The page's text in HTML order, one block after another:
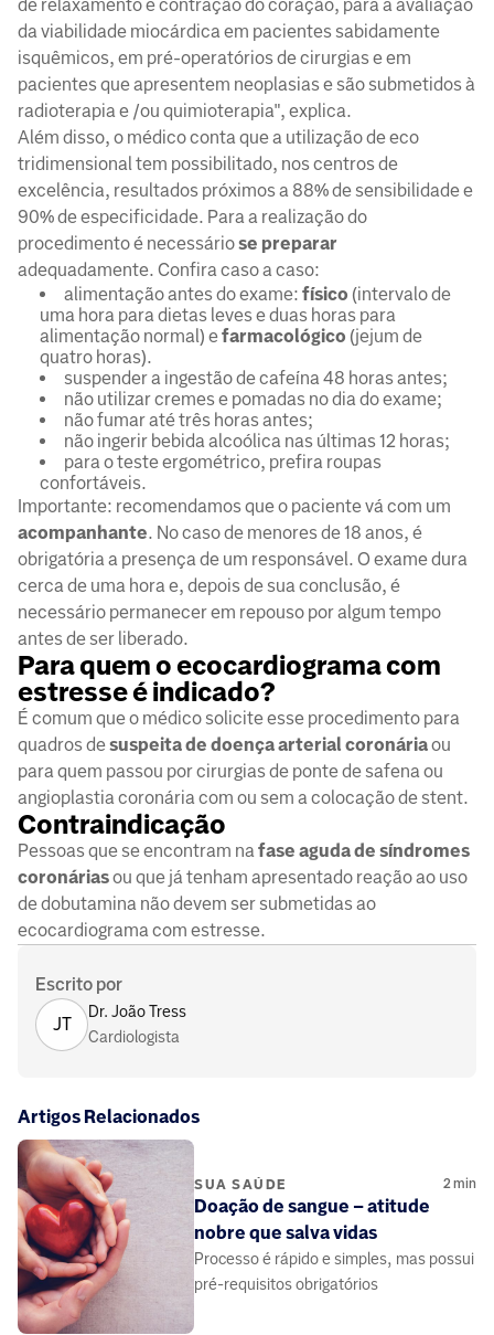
de relaxamento e contração do coração, para a avaliação
da viabilidade miocárdica em pacientes sabidamente
isquêmicos, em pré-operatórios de cirurgias e em
pacientes que apresentem neoplasias e são submetidos à
radioterapia e /ou quimioterapia", explica.
Além disso, o médico conta que a utilização de eco
tridimensional tem possibilitado, nos centros de
excelência, resultados próximos a 88% de sensibilidade e
90% de especificidade. Para a realização do
procedimento é necessáriose preparar
adequadamente. Confira caso a caso:
alimentação antes do exame: físico (intervalo de
uma hora para dietas leves e duas horas para
alimentação normal) efarmacológico (jejum de
quatro horas).
suspender a ingestão de cafeína 48 horas antes;
não utilizar cremes e pomadas no dia do exame;
não fumar até três horas antes;
não ingerir bebida alcoólica nas últimas 12 horas;
para o teste ergométrico, prefira roupas
confortáveis.
Importante: recomendamos que o paciente vá com um
acompanhante. No caso de menores de 18 anos, é
obrigatória a presença de um responsável. O exame dura
cerca de uma hora e, depois de sua conclusão, é
necessário permanecer em repouso por algum tempo
antes de ser liberado.
Para quem o ecocardiograma com
estresse é indicado?
É comum que o médico solicite esse procedimento para
quadros desuspeita de doença arterial coronáriaou
para quem passou por cirurgias de ponte de safena ou
angioplastia coronária com ou sem a colocação de stent.
Contraindicação
Pessoas que se encontram nafase aguda de síndromes
coronáriasou que já tenham apresentado reação ao uso
de dobutamina não devem ser submetidas ao
ecocardiograma com estresse.
Escrito por
JT
Dr. João Tress
Cardiologista
Artigos Relacionados
SUA SAÚDE 2 min
Doação de sangue – atitude
nobre que salva vidas
Processo é rápido e simples, mas possui
pré-requisitos obrigatórios